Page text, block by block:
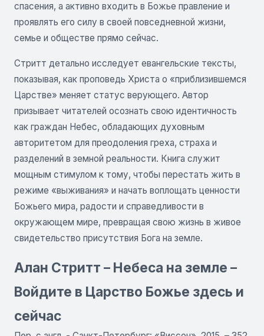
спасения, а активно входить в Божье правление и
проявлять его силу в своей повседневной жизни,
семье и обществе прямо сейчас.
Стритт детально исследует евангельские тексты,
показывая, как проповедь Христа о «приблизившемся
Царстве» меняет статус верующего. Автор
призывает читателей осознать свою идентичность
как граждан Небес, обладающих духовным
авторитетом для преодоления греха, страха и
разделений в земной реальности. Книга служит
мощным стимулом к тому, чтобы перестать жить в
режиме «выживания» и начать воплощать ценности
Божьего мира, радости и справедливости в
окружающем мире, превращая свою жизнь в живое
свидетельство присутствия Бога на земле.
Алан Стритт – Небеса на земле –
Войдите в Царство Божье здесь и
сейчас